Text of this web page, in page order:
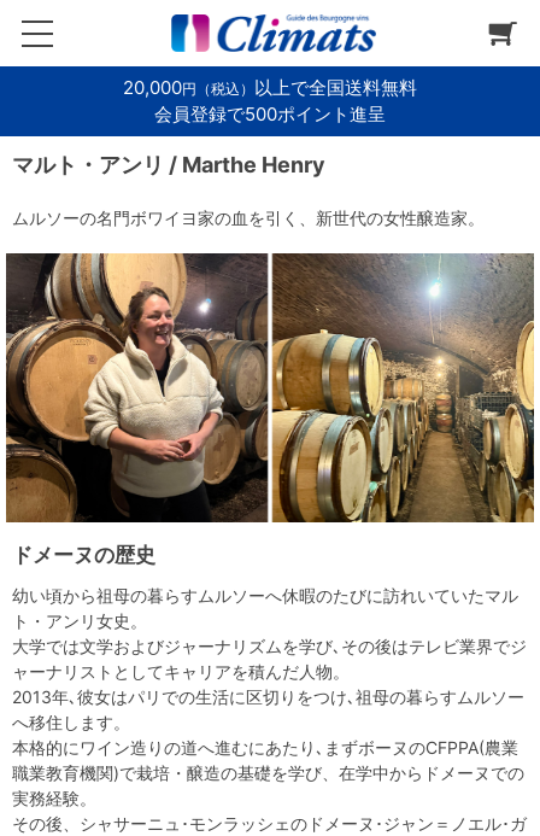
20,000円（税込） 以上で全国送料無料
会員登録で500ポイント進呈
マルト・アンリ / Marthe Henry
ムルソーの名門ボワイヨ家の血を引く、新世代の女性醸造家。
ドメーヌの歴史
幼い頃から祖母の暮らすムルソーへ休暇のたびに訪れいていたマル
ト・アンリ女史。
大学では文学およびジャーナリズムを学び､その後はテレビ業界でジ
ャーナリストとしてキャリアを積んだ人物。
2013年､彼女はパリでの生活に区切りをつけ､祖母の暮らすムルソー
へ移住します。
本格的にワイン造りの道へ進むにあたり､まずボーヌのCFPPA(農業
職業教育機関)で栽培・醸造の基礎を学び、在学中からドメーヌでの
実務経験。
その後、シャサーニュ･モンラッシェのドメーヌ･ジャン＝ノエル･ガ